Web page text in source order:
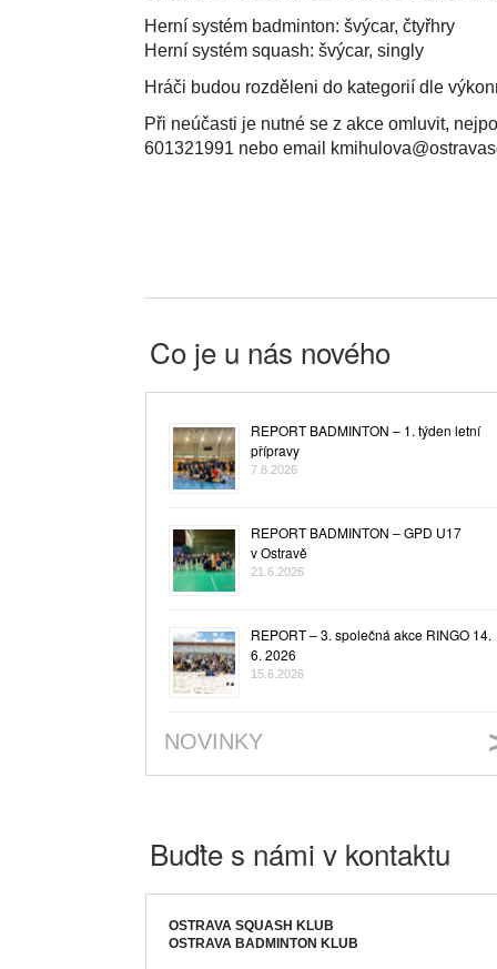
Herní systém badminton: švýcar, čtyřhry
Herní systém squash: švýcar, singly
Hráči budou rozděleni do kategorií dle
Při neúčasti je nutné se z akce omluvit,
601321991 nebo email
Co je u nás nového
REPORT BADMINTON – 1. týden letní
přípravy
7.8.2026
REPORT BADMINTON – GPD U17
v Ostravě
21.6.2026
REPORT – 3. společná akce RINGO 14.
6. 2026
15.6.2026
NOVINKY
Buďte s námi v kontaktu
OSTRAVA SQUASH KLUB
OSTRAVA BADMINTON KLUB